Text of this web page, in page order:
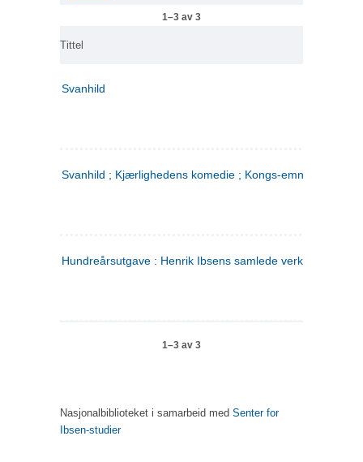
1–3 av 3
Tittel
Svanhild
Svanhild ; Kjærlighedens komedie ; Kongs-emnerne
Hundreårsutgave : Henrik Ibsens samlede verker. 4
1–3 av 3
Nasjonalbiblioteket i samarbeid med Senter for
Ibsen-studier